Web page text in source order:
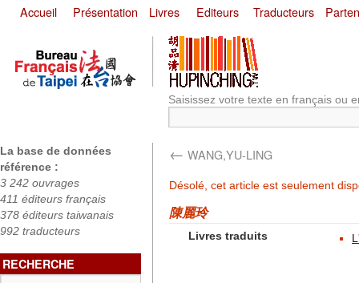
Accueil Présentation Livres Editeurs Traducteurs
Saisissez votre texte en français ou
La base de données
référence :
3 242 ouvrages
411 éditeurs français
378 éditeurs taiwanais
992 traducteurs
RECHERCHE
← WANG,YU-LING
Désolé, cet article est seulement
陳麗玲
Livres traduits